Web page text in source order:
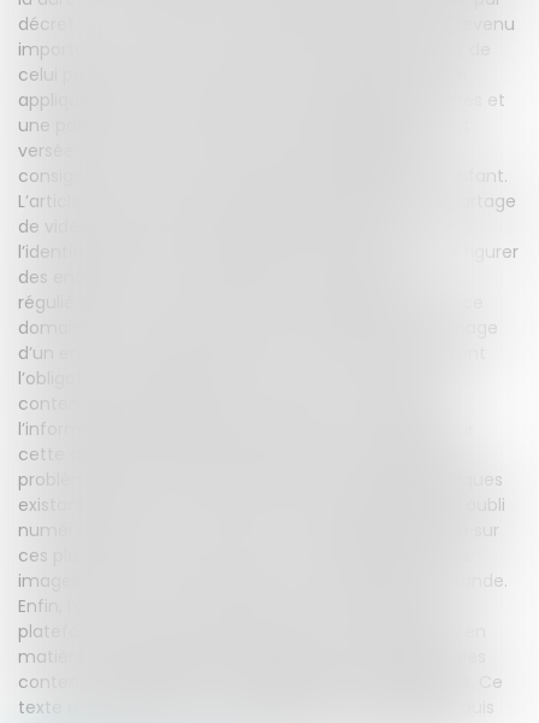
décret en Conseil d’Etat ou que l’activité génère un revenu
important. Dans ces cas de figure, un régime proche de
celui prévu pour les enfants du spectacle pourra être
appliqué. Ainsi, leurs horaires de travail seront encadrés et
une partie de leur rémunération sera obligatoirement
versée sur un compte de la Caisse des dépôts et
consignations (CDC), et ce jusqu’à la majorité de l’enfant.
L’article 4 vise à responsabiliser les plateformes de partage
de vidéos. Elles devront en particulier permettre
l’identification, par les utilisateurs, des vidéos faisant figurer
des enfants de moins de seize ans et informer
régulièrement ces derniers des lois applicables dans ce
domaine et des risques associés à la diffusion de l’image
d’un enfant de moins de seize ans. Surtout, elles auront
l’obligation, lorsqu’elles tirent des revenus directs de
contenus faisant figurer un mineur, de transmettre
l’information à l’autorité administrative, à charge pour
cette dernière d’identifier les situations possiblement
problématiques et d’y répondre par les moyens juridiques
existants. L’article 5 tend à créer un véritable droit à l’oubli
numérique pour les enfants dont l’image est diffusée sur
ces plateformes, en assurant le retrait obligatoire des
images concernées lorsque le mineur en fait la demande.
Enfin, l’article 6 vise à sanctionner les opérateurs de
plateforme qui ne respecteraient pas les obligations en
matière de signalement, d’information et de retrait des
contenus qui découlent des dispositions précédentes. Ce
texte a été adopté par les députés le 12 février 2020 puis